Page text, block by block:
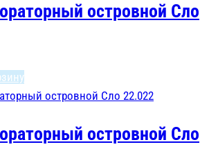
островной Сло
островной Сло